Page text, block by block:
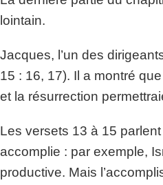
lointain.
Jacques, l’un des
15 : 16, 17). Il a montré
et la résurrection
Les versets 13 à 15
accomplie : par exemple,
productive. Mais